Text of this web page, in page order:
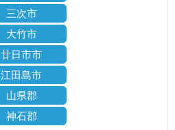
三次市
大竹市
廿日市市
江田島市
山県郡
神石郡